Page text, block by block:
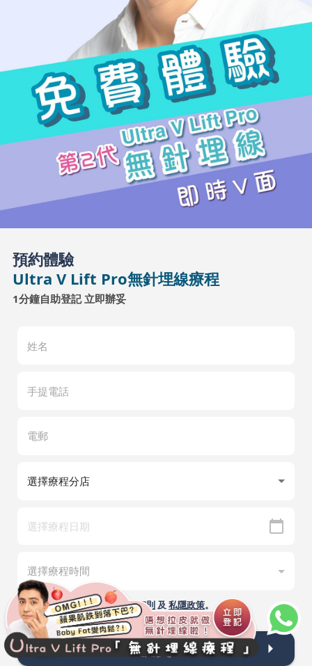
預約體驗
Ultra V Lift Pro無針埋線療程
1分鐘自助登記 立即辦妥
我已閱讀並同意有關條款細則及 私隱政策。
提交